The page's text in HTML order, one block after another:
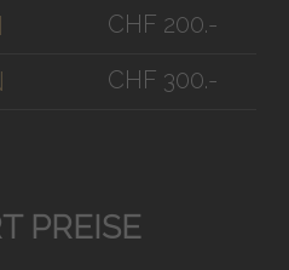
CHF 200.-
CHF 300.-
PREISE